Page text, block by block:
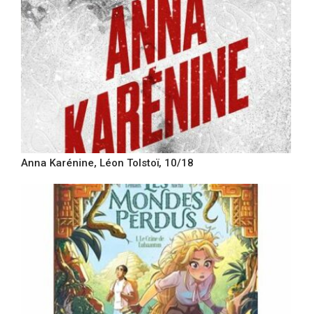
Anna Karénine, Léon Tolstoï, 10/18